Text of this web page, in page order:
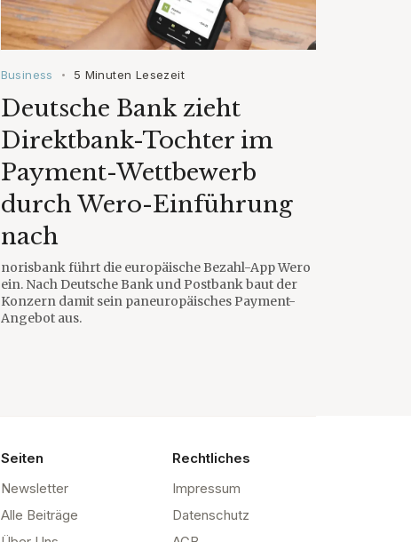
Business • 5 Minuten Lesezeit
Deutsche Bank zieht
Direktbank-Tochter im
Payment-Wettbewerb
durch Wero-Einführung
nach
norisbank führt die europäische Bezahl-App Wero
ein. Nach Deutsche Bank und Postbank baut der
Konzern damit sein paneuropäisches Payment-
Angebot aus.
Seiten
Newsletter
Alle Beiträge
Rechtliches
Impressum
Datenschutz